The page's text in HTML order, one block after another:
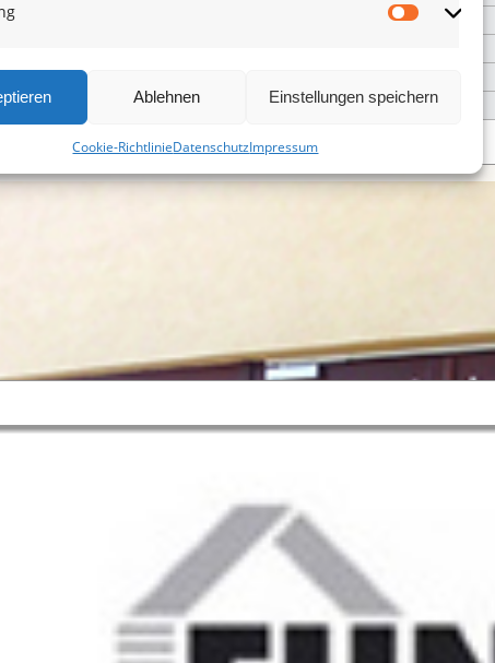
Marketing
Ablehnen Einstellungen speichern
Cookie-RichtlinieDatenschutzImpressum